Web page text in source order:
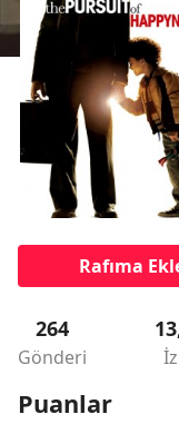
Rafıma
264
Gönderi
Puanlar